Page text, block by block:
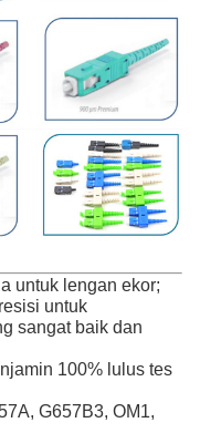
untuk lengan ekor;
untuk
sangat baik dan
100% lulus tes
G657B3, OM1,